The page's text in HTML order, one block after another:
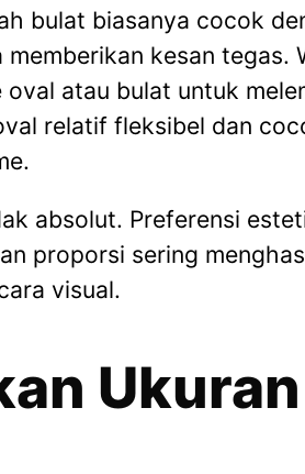
bulat biasanya cocok
kesan tegas.
atau bulat untuk
relatif fleksibel dan
absolut. Preferensi
proporsi sering
visual.